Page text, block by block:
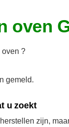
oven
oven ?
gemeld.
u zoekt
zijn,